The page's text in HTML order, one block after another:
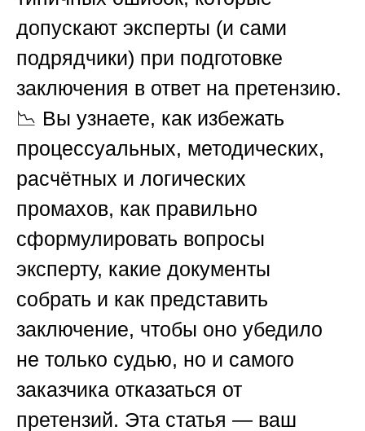
допускают эксперты (и сами
подрядчики) при подготовке
заключения в ответ на претензию.
📉 Вы узнаете, как избежать
процессуальных, методических,
расчётных и логических
промахов, как правильно
сформулировать вопросы
эксперту, какие документы
собрать и как представить
заключение, чтобы оно убедило
не только судью, но и самого
заказчика отказаться от
претензий. Эта статья — ваш